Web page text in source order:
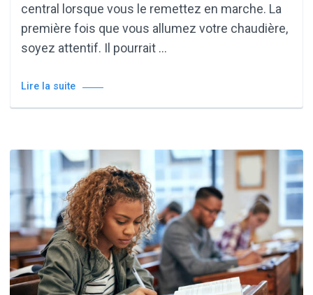
central lorsque vous le remettez en marche. La
première fois que vous allumez votre chaudière,
soyez attentif. Il pourrait …
Lire la suite